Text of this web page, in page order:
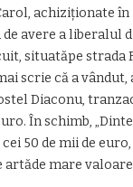
achiziționate în
avere a liberalul
situatăpe strada
scrie că a
Diaconu,
În schimb,
50 de mii de euro,
mare